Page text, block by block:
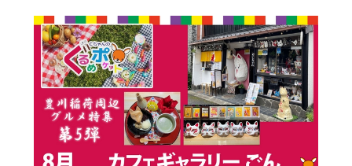
で設定できます。
（GmailやYahooなどのフリーメールアドレ
スでも作成可能です）
※マイページへのログイン・MyIDの新規登
録はこちらから
※CCNetアプリをご利用中の方は引き続き
ご視聴いただけます。